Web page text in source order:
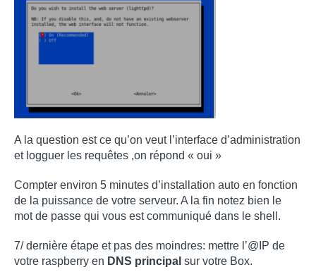
A la question est ce qu’on veut l’interface d’administration
et logguer les requêtes ,on répond « oui »
Compter environ 5 minutes d’installation auto en fonction
de la puissance de votre serveur. A la fin notez bien le
mot de passe qui vous est communiqué dans le shell.
7/ dernière étape et pas des moindres: mettre l’@IP de
votre raspberry en DNS principal sur votre Box.